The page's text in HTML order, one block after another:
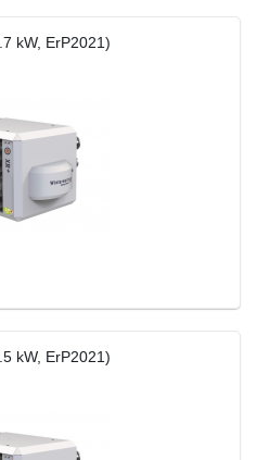
kW, ErP2021)
kW, ErP2021)